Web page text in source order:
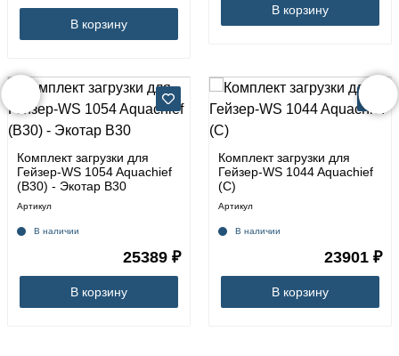
В корзину
В корзину
Комплект загрузки для
Гейзер-WS 1054 Aquachief
(B30) - Экотар В30
Артикул
В наличии
25389 ₽
В корзину
Комплект загрузки для
Гейзер-WS 1044 Aquachief
(C)
Артикул
В наличии
23901 ₽
В корзину